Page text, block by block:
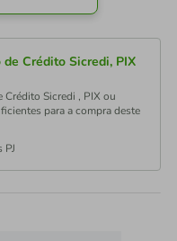
Crédito Sicredi, PIX
Crédito Sicredi , PIX ou
para a compra deste